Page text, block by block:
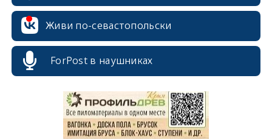
Живи по-севастопольски
ForPost в наушниках
erid: 2SDnjcrDNw6
erid: 2SDnjdPjgYS